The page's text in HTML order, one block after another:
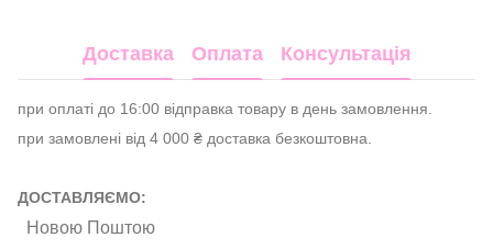
Доставка Оплата Консультація
при оплаті до 16:00 відправка товару в день замовлення.
при замовлені від 4 000 ₴ доставка безкоштовна.
ДОСТАВЛЯЄМО:
Новою Поштою